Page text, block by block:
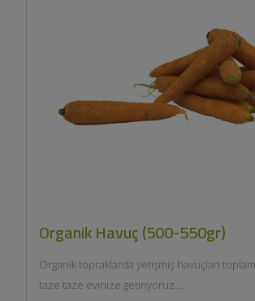
Organik Havuç (500-550gr)
Organik topraklarda yetişmiş havuçları
taze taze evinize getiriyoruz....